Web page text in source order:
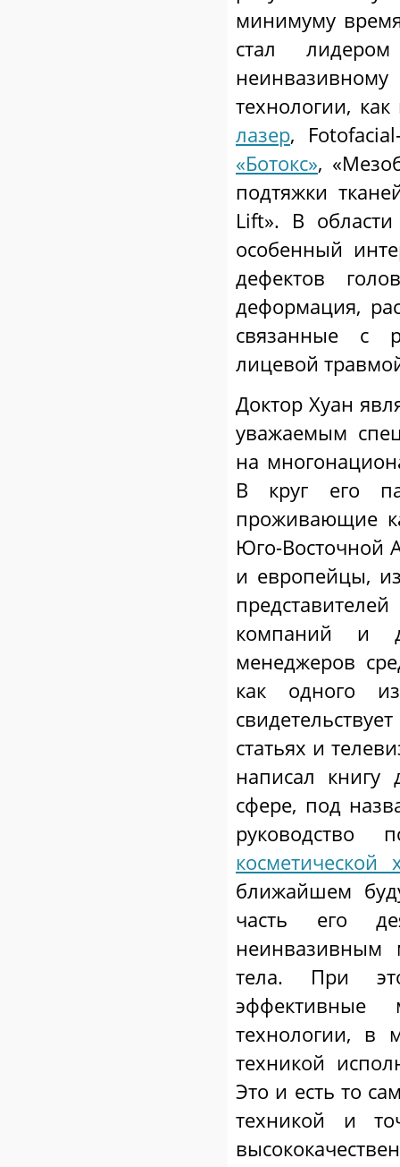
минимуму
стал
технологии,
лазер,
«Ботокс»,
подтяжки
Lift». В области
особенный
дефектов
деформация,
связанные с
лицевой
Доктор Хуан
уважаемым
на
В круг его
проживающие
Юго-Восточной
и европейцы,
компаний и
менеджеров
как одного
статьях и
написал книгу
сфере, под
косметической
ближайшем
часть его
неинвазивным
тела. При
эффективные
технологии, в
техникой
Это и есть то
техникой и